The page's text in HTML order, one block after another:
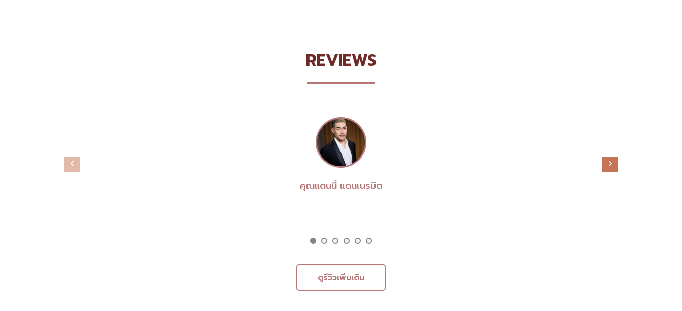
REVIEWS
คุณแดนนี่ แดนเนรมิต
ดูรีวิวเพิ่มเติม